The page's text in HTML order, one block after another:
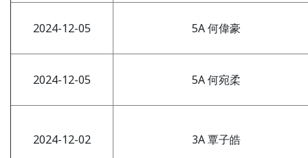
2024-12-05 5A 何偉豪
2024-12-05 5A 何宛柔
2024-12-02 3A 覃子皓